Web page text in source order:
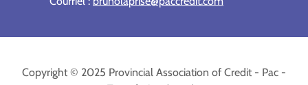
Copyright © 2025 Provincial Association of Credit - Pac -